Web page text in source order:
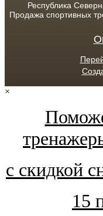
Республика
Продажа спортивных
×
с скидкой
15